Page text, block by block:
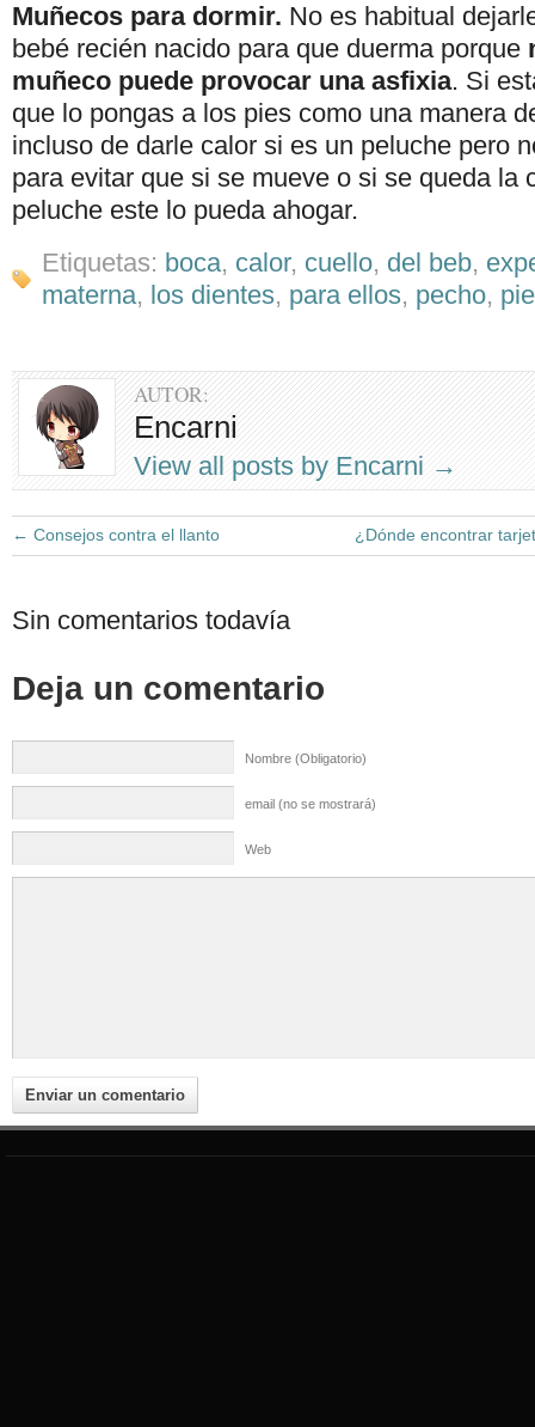
Muñecos para dormir. No es habitual
bebé recién nacido para que duerma porque
muñeco puede provocar una asfixia. Si
que lo pongas a los pies como una manera
incluso de darle calor si es un peluche pero
para evitar que si se mueve o si se queda la
peluche este lo pueda ahogar.
Etiquetas: boca, calor, cuello, del beb,
materna, los dientes, para ellos, pecho,
AUTOR:
Encarni
View all posts by Encarni →
← Consejos contra el llanto ¿Dónde encontrar
Sin comentarios todavía
Deja un comentario
Nombre (Obligatorio)
email (no se mostrará)
Web